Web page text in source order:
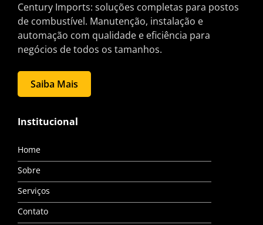
Century Imports: soluções completas para postos
de combustível. Manutenção, instalação e
automação com qualidade e eficiência para
negócios de todos os tamanhos.
Saiba Mais
Institucional
Home
Sobre
Serviços
Contato